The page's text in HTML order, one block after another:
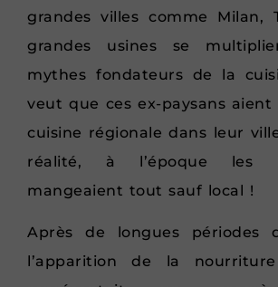
grandes villes comme Milan,
grandes usines se
mythes fondateurs de la
veut que ces ex-paysans
cuisine régionale dans leur
réalité, à l’époque les
mangeaient tout sauf local !
Après de longues périodes
l’apparition de la